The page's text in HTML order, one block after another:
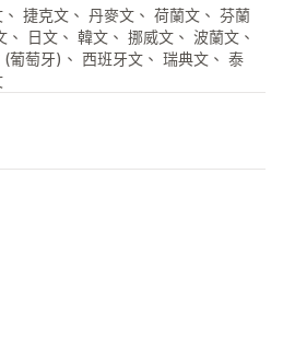
捷克文、 丹麥文、 荷蘭文、 芬蘭
日文、 韓文、 挪威文、 波蘭文、
葡萄牙)、 西班牙文、 瑞典文、 泰